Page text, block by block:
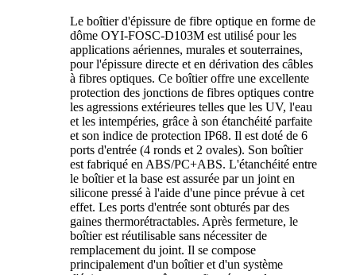
Le boîtier d'épissure de fibre optique en forme de
dôme OYI-FOSC-D103M est utilisé pour les
applications aériennes, murales et souterraines,
pour l'épissure directe et en dérivation des câbles
à fibres optiques. Ce boîtier offre une excellente
protection des jonctions de fibres optiques contre
les agressions extérieures telles que les UV, l'eau
et les intempéries, grâce à son étanchéité parfaite
et son indice de protection IP68. Il est doté de 6
ports d'entrée (4 ronds et 2 ovales). Son boîtier
est fabriqué en ABS/PC+ABS. L'étanchéité entre
le boîtier et la base est assurée par un joint en
silicone pressé à l'aide d'une pince prévue à cet
effet. Les ports d'entrée sont obturés par des
gaines thermorétractables. Après fermeture, le
boîtier est réutilisable sans nécessiter de
remplacement du joint. Il se compose
principalement d'un boîtier et d'un système